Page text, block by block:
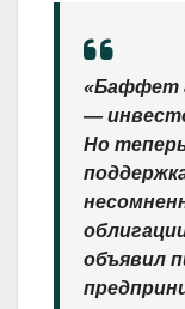
«Баффет
—
Но
объявил